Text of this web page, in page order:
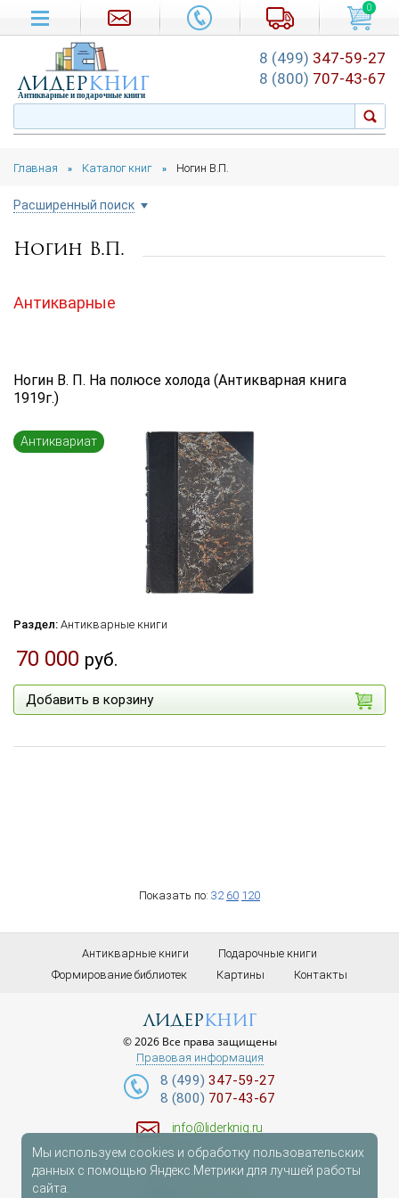
Главная » Каталог книг » Ногин В.П.
Расширенный поиск
Цена руб.
Автор
...
...
по дате поступления (новинки)
Ногин В.П.
Антикварные
Ногин В. П. На полюсе холода (Антикварная книга
1919г.)
Антиквариат
Раздел: Антикварные книги
70 000 руб.
Добавить в корзину
Показать по: 32 60 120
0
лидеркниг
Антикварные и подарочные книги
8 (499) 347-59-27
8 (800) 707-43-67
Антикварные книги
Подарочные книги
Формирование библиотек
Картины Контакты
лидеркниг
© 2026 Все права защищены
Правовая информация
8 (499) 347-59-27
8 (800) 707-43-67
info@liderknig.ru
Доставка
Мы используем cookies и обработку пользовательских
данных с помощью Яндекс.Метрики для лучшей работы
сайта.